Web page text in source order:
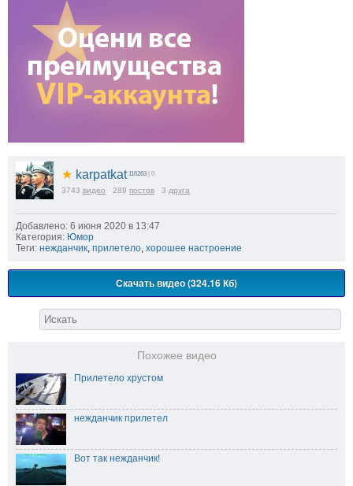
★ karpatkat 116263 | 0
3743 видео 289 постов 3 друга
Добавлено: 6 июня 2020 в 13:47
Категория: Юмор
Теги: нежданчик, прилетело, хорошее настроение
Скачать видео (324.16 Кб)
Похожее видео
Прилетело хрустом
нежданчик прилетел
Вот так нежданчик!